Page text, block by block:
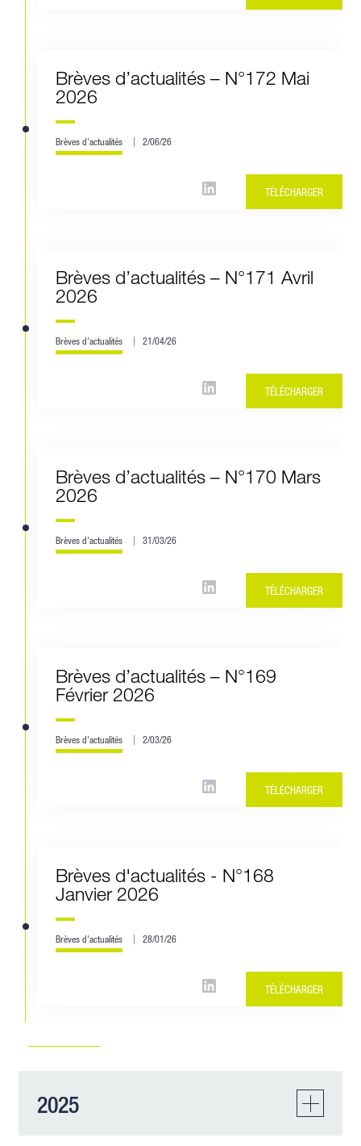
Brèves d’actualités – N°172 Mai
2026
Brèves d'actualités 2/06/26
TÉLÉCHARGER
Brèves d’actualités – N°171 Avril
2026
Brèves d'actualités 21/04/26
TÉLÉCHARGER
Brèves d’actualités – N°170 Mars
2026
Brèves d'actualités 31/03/26
TÉLÉCHARGER
Brèves d’actualités – N°169
Février 2026
Brèves d'actualités 2/03/26
TÉLÉCHARGER
Brèves d'actualités - N°168
Janvier 2026
Brèves d'actualités 28/01/26
TÉLÉCHARGER
2025